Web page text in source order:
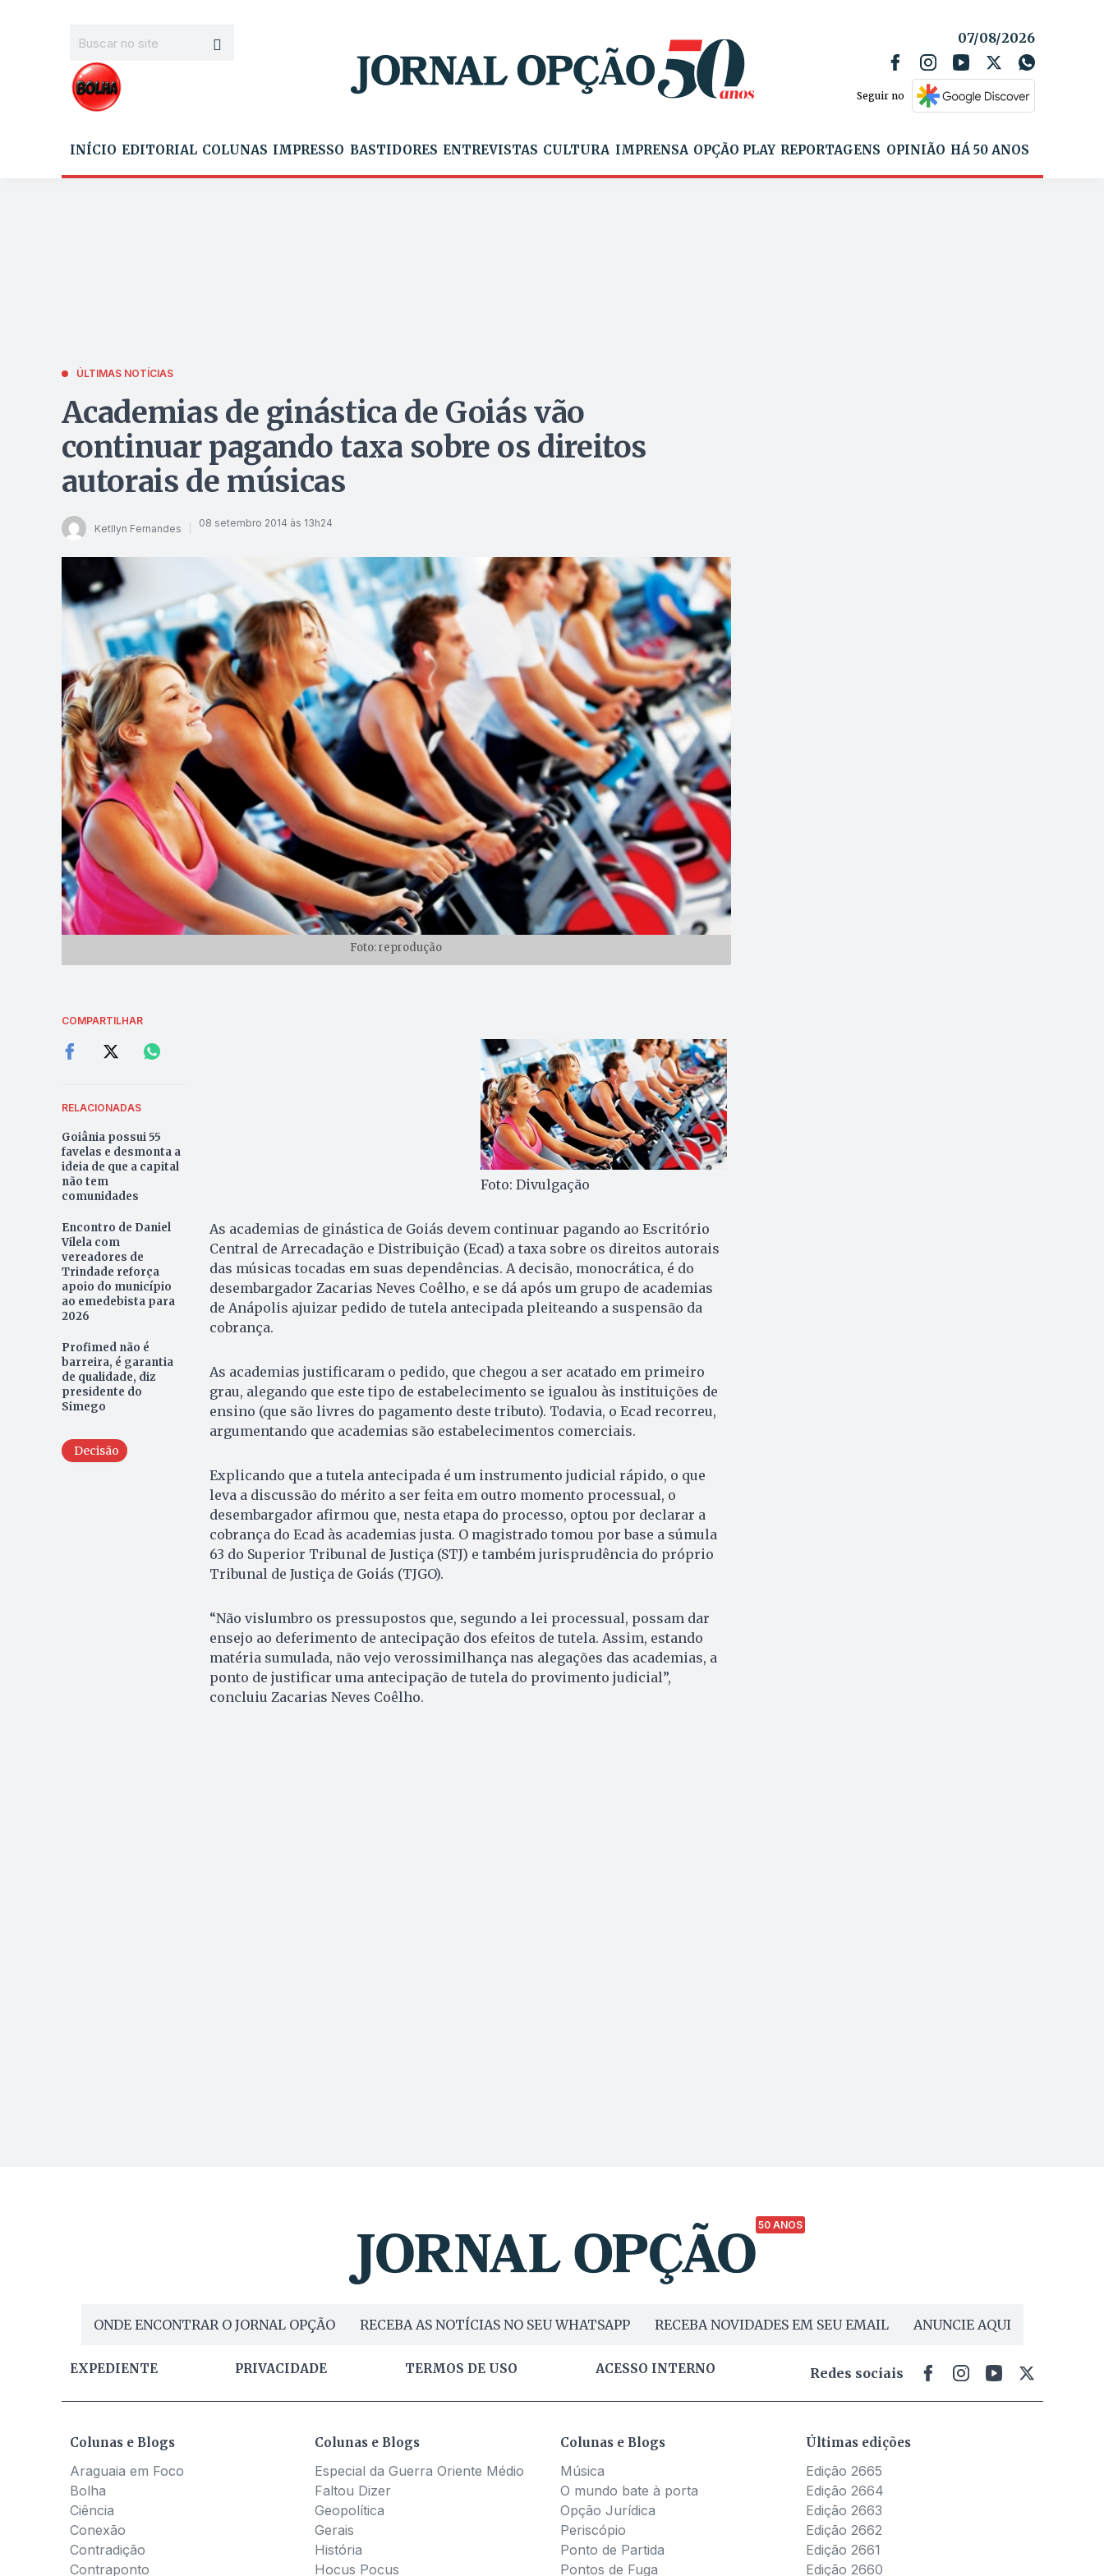
07/08/2026
Seguir no
INÍCIO EDITORIAL COLUNAS IMPRESSO BASTIDORES ENTREVISTAS CULTURA IMPRENSA OPÇÃO PLAY REPORTAGENS OPINIÃO HÁ 50 ANOS
ÚLTIMAS NOTÍCIAS
Academias de ginástica de Goiás vão
continuar pagando taxa sobre os direitos
autorais de músicas
Ketllyn Fernandes 08 setembro 2014 às 13h24
Foto: reprodução
COMPARTILHAR
RELACIONADAS
Goiânia possui 55
favelas e desmonta a
ideia de que a capital
não tem
comunidades
Encontro de Daniel
Vilela com
vereadores de
Trindade reforça
apoio do município
ao emedebista para
2026
Profimed não é
barreira, é garantia
de qualidade, diz
presidente do
Simego
Decisão
Foto: Divulgação
As academias de ginástica de Goiás devem continuar pagando ao Escritório
Central de Arrecadação e Distribuição (Ecad) a taxa sobre os direitos autorais
das músicas tocadas em suas dependências. A decisão, monocrática, é do
desembargador Zacarias Neves Coêlho, e se dá após um grupo de academias
de Anápolis ajuizar pedido de tutela antecipada pleiteando a suspensão da
cobrança.
As academias justificaram o pedido, que chegou a ser acatado em primeiro
grau, alegando que este tipo de estabelecimento se igualou às instituições de
ensino (que são livres do pagamento deste tributo). Todavia, o Ecad recorreu,
argumentando que academias são estabelecimentos comerciais.
Explicando que a tutela antecipada é um instrumento judicial rápido, o que
leva a discussão do mérito a ser feita em outro momento processual, o
desembargador afirmou que, nesta etapa do processo, optou por declarar a
cobrança do Ecad às academias justa. O magistrado tomou por base a súmula
63 do Superior Tribunal de Justiça (STJ) e também jurisprudência do próprio
Tribunal de Justiça de Goiás (TJGO).
“Não vislumbro os pressupostos que, segundo a lei processual, possam dar
ensejo ao deferimento de antecipação dos efeitos de tutela. Assim, estando
matéria sumulada, não vejo verossimilhança nas alegações das academias, a
ponto de justificar uma antecipação de tutela do provimento judicial”,
concluiu Zacarias Neves Coêlho.
50 ANOS
ONDE ENCONTRAR O JORNAL OPÇÃO RECEBA AS NOTÍCIAS NO SEU WHATSAPP RECEBA NOVIDADES EM SEU EMAIL ANUNCIE AQUI
EXPEDIENTE PRIVACIDADE TERMOS DE USO ACESSO INTERNO Redes sociais
Colunas e Blogs
Araguaia em Foco
Bolha
Ciência
Conexão
Contradição
Contraponto
Colunas e Blogs
Especial da Guerra Oriente Médio
Faltou Dizer
Geopolítica
Gerais
História
Hocus Pocus
Colunas e Blogs
Música
O mundo bate à porta
Opção Jurídica
Periscópio
Ponto de Partida
Pontos de Fuga
Últimas edições
Edição 2665
Edição 2664
Edição 2663
Edição 2662
Edição 2661
Edição 2660